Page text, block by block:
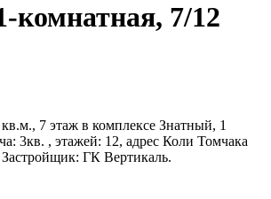
комнатная, 7/12
7 этаж в комплексе Знатный, 1
3кв. , этажей: 12, адрес Коли Томчака
ГК Вертикаль.